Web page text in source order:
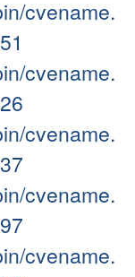
cvename.
cvename.
cvename.
cvename.
cvename.